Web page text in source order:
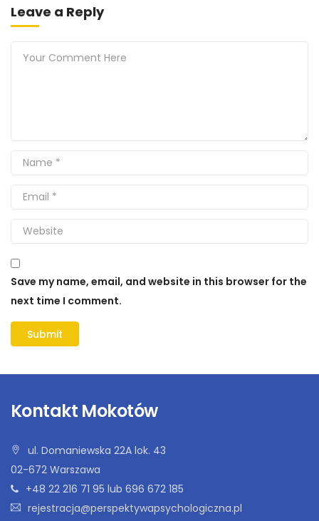
Leave a Reply
Save my name, email, and website in this browser for the
next time I comment.
Kontakt Mokotów
ul. Domaniewska 22A lok. 43
02-672 Warszawa
+48 22 216 71 95 lub 696 672 185
rejestracja@perspektywapsychologiczna.pl